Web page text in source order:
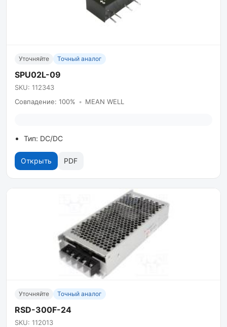
Уточняйте Точный аналог
SPU02L-09
SKU: 112343
Совпадение: 100% • MEAN WELL
Тип: DC/DC
Открыть PDF
Уточняйте Точный аналог
RSD-300F-24
SKU: 112013